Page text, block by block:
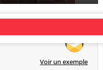
Voir un exemple